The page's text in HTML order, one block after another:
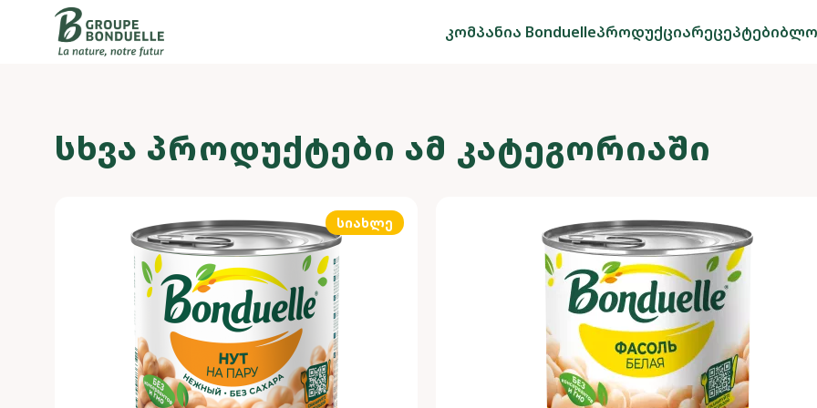
კომპანია Bonduelleპროდუქციარეცეპტები
ᲡᲮᲕᲐ ᲞᲠᲝᲓᲣᲥᲢᲔᲑᲘ ᲐᲛ ᲙᲐᲢᲔᲒᲝᲠᲘᲐᲨᲘ
სიახლე